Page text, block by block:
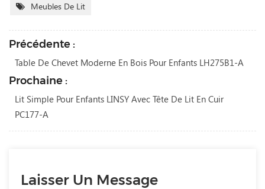
Meubles De Lit
Précédente :
Table De Chevet Moderne En Bois Pour Enfants LH275B1-A
Prochaine :
Lit Simple Pour Enfants LINSY Avec Tête De Lit En Cuir
PC177-A
Laisser Un Message